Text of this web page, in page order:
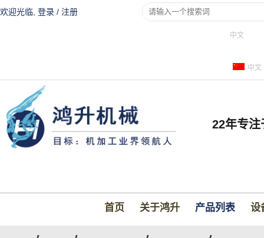
欢迎光临, 登录 / 注册
中文
中文
22年专注
首页 关于鸿升 产品列表 设